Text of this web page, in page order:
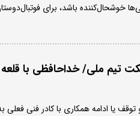
خوشحال‌کننده باشد، برای
تیم ملی/ خداحافظی با قلعه
یا ادامه همکاری با کادر فنی فعلی